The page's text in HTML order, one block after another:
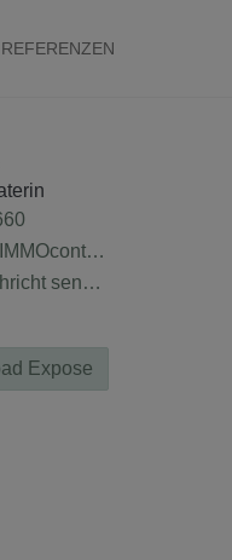
REFERENZEN
senden
Expose